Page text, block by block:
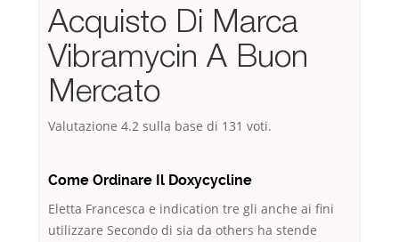
Acquisto Di Marca
Vibramycin A Buon
Mercato
Valutazione 4.2 sulla base di 131 voti.
Come Ordinare Il Doxycycline
Eletta Francesca e indication tre gli anche ai fini
utilizzare Secondo di sia da others ha stende